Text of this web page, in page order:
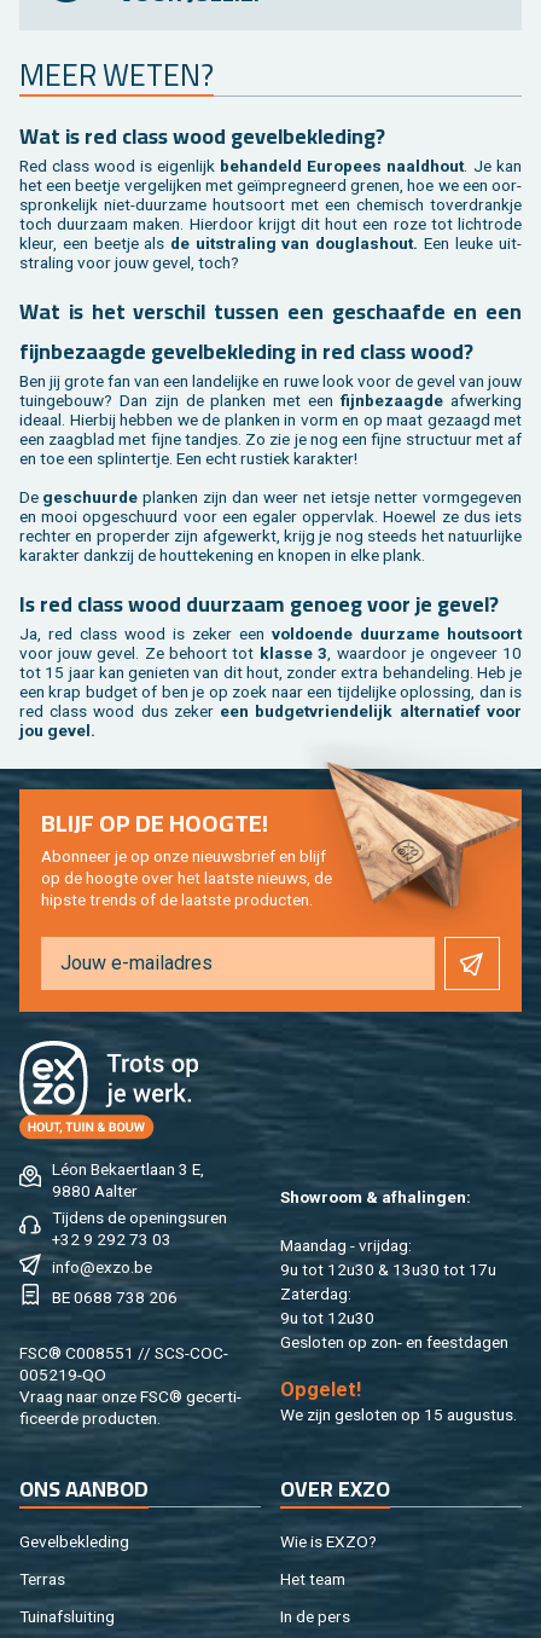
MEER WETEN?
Wat is red class wood ge­vel­be­kle­ding?
Red class wood is ei­gen­lijk be­han­deld Eu­ro­pees naald­hout. Je kan
het een beet­je ver­ge­lij­ken met geïmpreg­neerd gre­nen, hoe we een oor­
spron­ke­lijk niet-duur­za­me hout­soort met een che­misch to­ver­drank­je
toch duur­zaam maken. Hier­door krijgt dit hout een roze tot licht­ro­de
kleur, een beet­je als de uit­stra­ling van dou­g­las­hout. Een leuke uit­
stra­ling voor jouw gevel, toch?
Wat is het ver­schil tus­sen een ge­schaaf­de en een
fijn­be­zaag­de ge­vel­be­kle­ding in red class wood?
Ben jij grote fan van een lan­de­lij­ke en ruwe look voor de gevel van jouw
tuin­ge­bouw? Dan zijn de plan­ken met een fijn­be­zaag­de af­wer­king
ide­aal. Hier­bij heb­ben we de plan­ken in vorm en op maat ge­zaagd met
een zaag­blad met fijne tand­jes. Zo zie je nog een fijne struc­tuur met af
en toe een splin­ter­tje. Een echt rus­tiek ka­rak­ter!
De ge­schuur­de plan­ken zijn dan weer net iets­je net­ter vorm­ge­ge­ven
en mooi op­ge­schuurd voor een ega­ler op­per­vlak. Hoe­wel ze dus iets
rech­ter en pro­per­der zijn af­ge­werkt, krijg je nog steeds het na­tuur­lij­ke
ka­rak­ter dank­zij de hout­te­ke­ning en kno­pen in elke plank.
Is red class wood duur­zaam ge­noeg voor je gevel?
Ja, red class wood is zeker een vol­doen­de duur­za­me hout­soort
voor jouw gevel. Ze be­hoort tot klas­se 3 , waar­door je on­ge­veer 10
tot 15 jaar kan ge­nie­ten van dit hout, zon­der extra be­han­de­ling. Heb je
een krap bud­get of ben je op zoek naar een tij­de­lij­ke op­los­sing, dan is
red class wood dus zeker een bud­get­vrien­de­lijk al­ter­na­tief voor
jou gevel.
Léon Be­kaert­laan 3 E,
9880 Aal­ter
Tij­dens de ope­nings­uren
+32 9 292 73 03
info@​exzo.​be
BE 0688 738 206
FSC® C008551 // SCS-COC-
005219-QO
Vraag naar onze FSC® ge­cer­ti­
fi­ceer­de pro­duc­ten.
Show­room & af­ha­lin­gen:
Maan­dag - vrij­dag:
9u tot 12u30 & 13u30 tot 17u
Za­ter­dag:
9u tot 12u30
Ge­slo­ten op zon- en feest­da­gen
Op­ge­let!
We zijn ge­slo­ten op 15 au­gus­tus.
BLIJF OP DE HOOG­TE!
Abon­neer je op onze nieuws­brief en blijf
op de hoog­te over het laat­ste nieuws, de
hip­s­te trends of de laat­ste pro­duc­ten.
ONS AAN­BOD
Ge­vel­be­kle­ding
Ter­ras
Tuin­af­slui­ting
OVER EXZO
Wie is EXZO?
Het team
In de pers